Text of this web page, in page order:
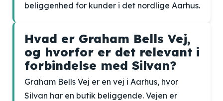
beliggenhed for kunder i det nordlige Aarhus.
Hvad er Graham Bells Vej,
og hvorfor er det relevant i
forbindelse med Silvan?
Graham Bells Vej er en vej i Aarhus, hvor
Silvan har en butik beliggende. Vejen er